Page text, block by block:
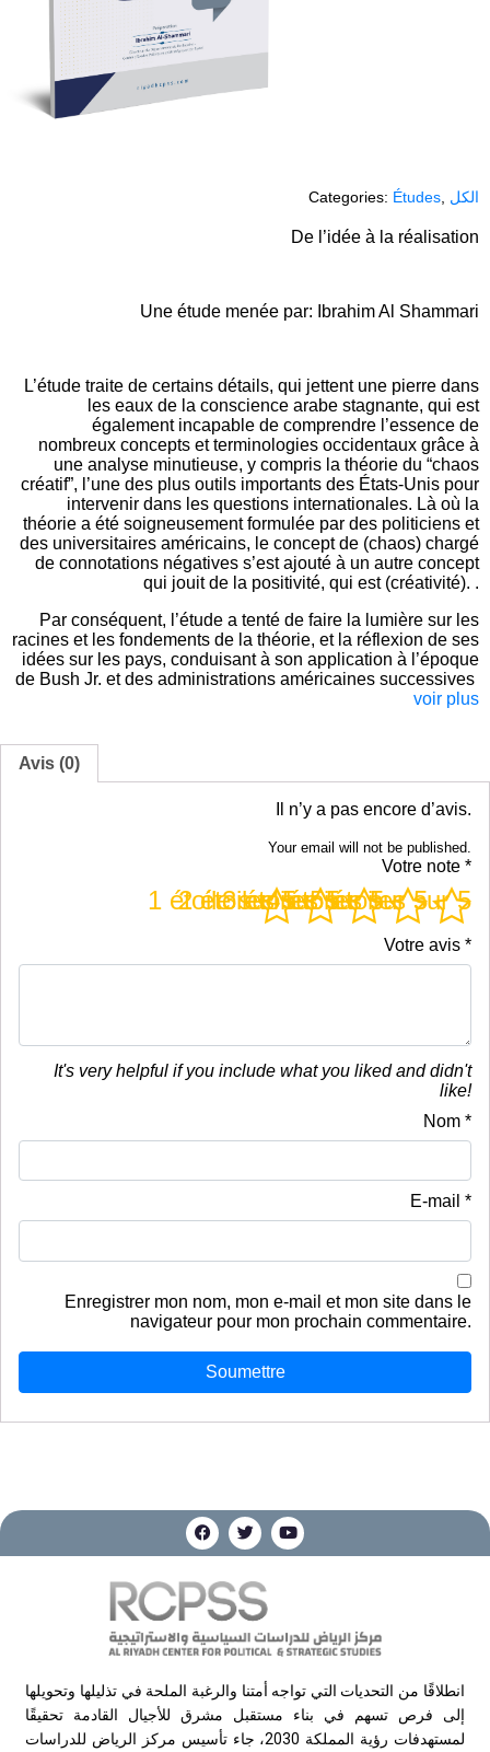
Categories: Études, الكل
De l’idée à la réalisation
Une étude menée par: Ibrahim Al Shammari
L’étude traite de certains détails, qui jettent une pierre dans
les eaux de la conscience arabe stagnante, qui est
également incapable de comprendre l’essence de
nombreux concepts et terminologies occidentaux grâce à
une analyse minutieuse, y compris la théorie du “chaos
créatif”, l’une des plus outils importants des États-Unis pour
intervenir dans les questions internationales. Là où la
théorie a été soigneusement formulée par des politiciens et
des universitaires américains, le concept de (chaos) chargé
de connotations négatives s’est ajouté à un autre concept
qui jouit de la positivité, qui est (créativité). .
Par conséquent, l’étude a tenté de faire la lumière sur les
racines et les fondements de la théorie, et la réflexion de ses
idées sur les pays, conduisant à son application à l’époque
de Bush Jr. et des administrations américaines successives
voir plus
Avis (0)
Il n’y a pas encore d’avis.
Your email will not be published.
Votre note *
1 étoile sur 5
2 étoiles sur 5
3 étoiles sur 5
4 étoiles sur 5
5 étoiles sur 5
Votre avis *
It's very helpful if you include what you liked and didn't
like!
Nom *
E-mail *
Enregistrer mon nom, mon e-mail et mon site dans le
navigateur pour mon prochain commentaire.
انطلاقًا من التحديات التي تواجه أمتنا والرغبة الملحة في تذليلها وتحويلها
إلى فرص تسهم في بناء مستقبل مشرق للأجيال القادمة تحقيقًا
لمستهدفات رؤية المملكة 2030، جاء تأسيس مركز الرياض للدراسات